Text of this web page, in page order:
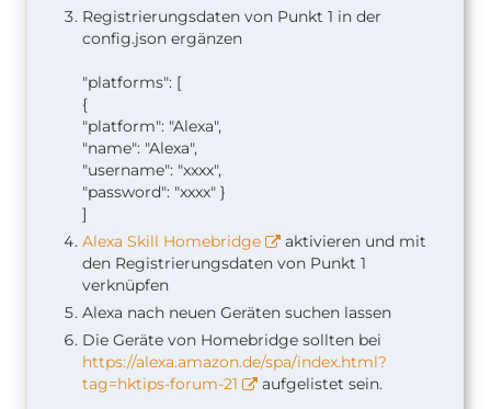
Registrierungsdaten von Punkt 1 in der
config.json ergänzen
"platforms": [
{
"platform": "Alexa",
"name": "Alexa",
"username": "xxxx",
"password": "xxxx" }
]
Alexa Skill Homebridge
aktivieren und mit
den Registrierungsdaten von Punkt 1
verknüpfen
Alexa nach neuen Geräten suchen lassen
Die Geräte von Homebridge sollten bei
https://alexa.amazon.de/spa/index.html?
tag=hktips-forum-21
aufgelistet sein.